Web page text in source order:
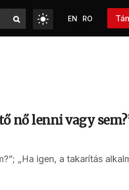
EN RO
nő lenni vagy
„Ha igen, a takarítás